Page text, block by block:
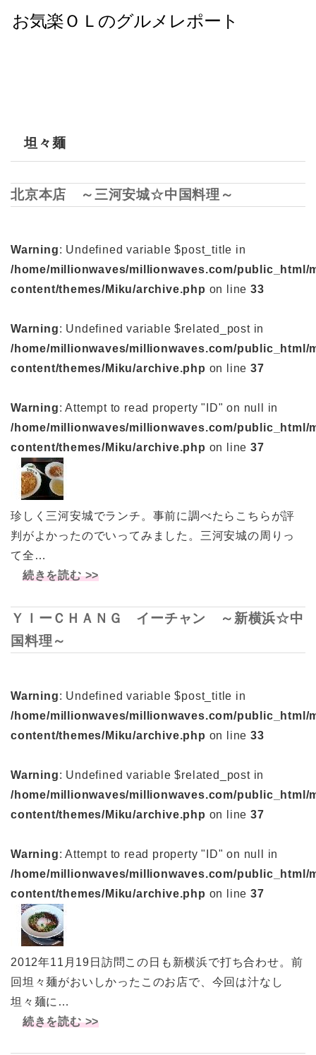
坦々麺
北京本店 ～三河安城☆中国料理～
Warning: Undefined variable $post_title in
/home/millionwaves/millionwaves.com/public_html/
content/themes/Miku/archive.php on line33
Warning: Undefined variable $related_post in
/home/millionwaves/millionwaves.com/public_html/
content/themes/Miku/archive.php on line37
Warning: Attempt to read property "ID" on null in
/home/millionwaves/millionwaves.com/public_html/
content/themes/Miku/archive.php on line37
珍しく三河安城でランチ。事前に調べたらこちらが評
判がよかったのでいってみました。三河安城の周りっ
て全…
続きを読む >>
ＹＩーＣＨＡＮＧ イーチャン ～新横浜☆中
国料理～
Warning: Undefined variable $post_title in
/home/millionwaves/millionwaves.com/public_html/
content/themes/Miku/archive.php on line33
Warning: Undefined variable $related_post in
/home/millionwaves/millionwaves.com/public_html/
content/themes/Miku/archive.php on line37
Warning: Attempt to read property "ID" on null in
/home/millionwaves/millionwaves.com/public_html/
content/themes/Miku/archive.php on line37
2012年11月19日訪問この日も新横浜で打ち合わせ。前
回坦々麺がおいしかったこのお店で、今回は汁なし
坦々麺に…
続きを読む >>